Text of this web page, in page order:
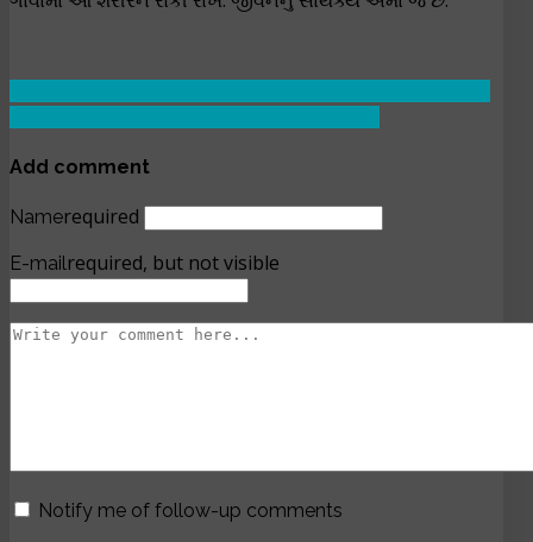
Add comment
Namerequired
E-mailrequired, but not visible
Notify me of follow-up comments